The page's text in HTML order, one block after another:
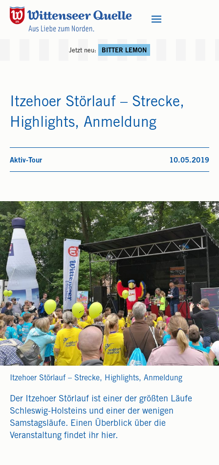
Jetzt neu: BITTER LEMON
Itzehoer Störlauf – Strecke,
Highlights, Anmeldung
Aktiv-Tour 10.05.2019
Itzehoer Störlauf – Strecke, Highlights, Anmeldung
Der Itzehoer Störlauf ist einer der größten Läufe
Schleswig-Holsteins und einer der wenigen
Samstagsläufe. Einen Überblick über die
Veranstaltung findet ihr hier.